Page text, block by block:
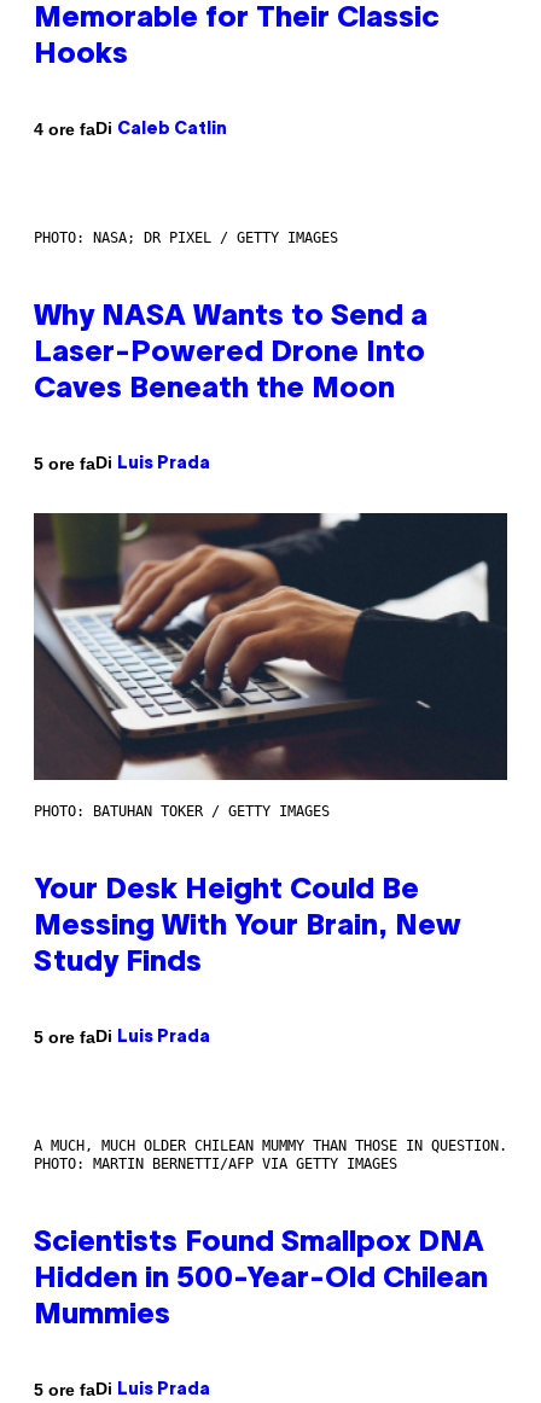
Memorable for Their Classic
Hooks
4 ore faDi Caleb Catlin
PHOTO: NASA; DR PIXEL / GETTY IMAGES
Why NASA Wants to Send a
Laser-Powered Drone Into
Caves Beneath the Moon
5 ore faDi Luis Prada
PHOTO: BATUHAN TOKER / GETTY IMAGES
Your Desk Height Could Be
Messing With Your Brain, New
Study Finds
5 ore faDi Luis Prada
A MUCH, MUCH OLDER CHILEAN MUMMY THAN THOSE IN QUESTION.
PHOTO: MARTIN BERNETTI/AFP VIA GETTY IMAGES
Scientists Found Smallpox DNA
Hidden in 500-Year-Old Chilean
Mummies
5 ore faDi Luis Prada